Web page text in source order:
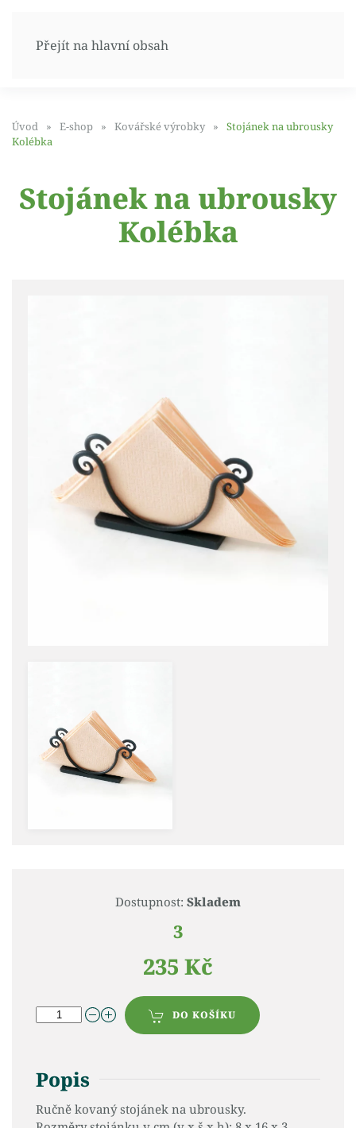
Přejít na hlavní obsah
Úvod E-shop Kovářské výrobky
Stojánek na ubrousky
Kolébka
Stojánek na ubrousky
Kolébka
Dostupnost: Skladem
3
235 Kč
DO KOŠÍKU
Popis
Ručně kovaný stojánek na ubrousky.